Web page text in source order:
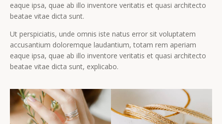
eaque ipsa, quae ab illo inventore veritatis et quasi architecto
beatae vitae dicta sunt.
Ut perspiciatis, unde omnis iste natus error sit voluptatem
accusantium doloremque laudantium, totam rem aperiam
eaque ipsa, quae ab illo inventore veritatis et quasi architecto
beatae vitae dicta sunt, explicabo.